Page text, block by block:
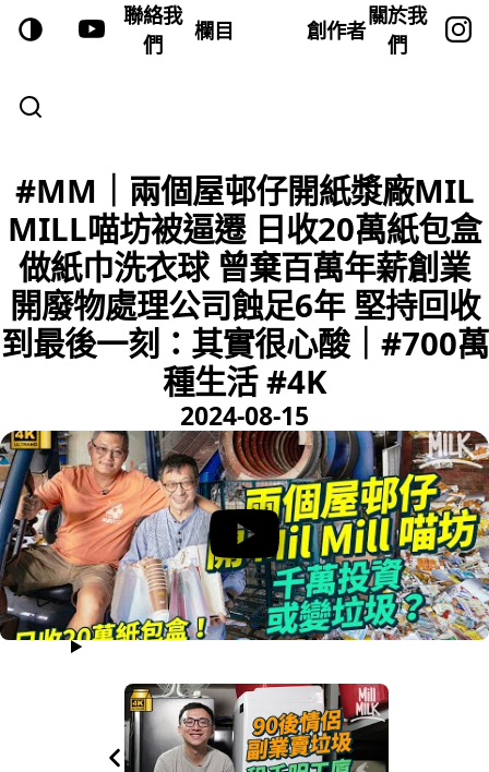
聯絡我
們
欄目 創作者
關於我
們
#MM｜兩個屋邨仔開紙漿廠MIL
MILL喵坊被逼遷 日收20萬紙包盒
做紙巾洗衣球 曾棄百萬年薪創業
開廢物處理公司蝕足6年 堅持回收
到最後一刻：其實很心酸｜#700萬
種生活 #4K
2024-08-15